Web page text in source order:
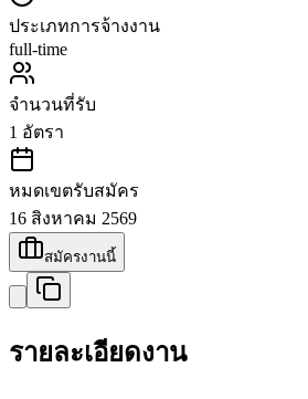
ประเภทการจ้างงาน
full-time
จำนวนที่รับ
1 อัตรา
หมดเขตรับสมัคร
16 สิงหาคม 2569
สมัครงานนี้
รายละเอียดงาน